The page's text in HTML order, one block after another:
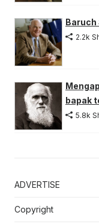
Baruch
2.2k
bapak
5.8k
ADVERTISE
Copyright